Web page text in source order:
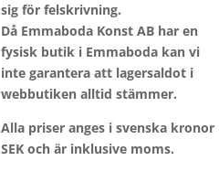
sig för felskrivning.
Då Emmaboda Konst AB har en
fysisk butik i Emmaboda kan vi
inte garantera att lagersaldot i
webbutiken alltid stämmer.
Alla priser anges i svenska kronor
SEK och är inklusive moms.